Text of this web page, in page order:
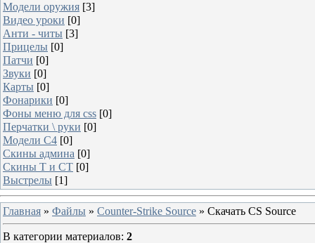
Модели оружия [3]
Видео уроки [0]
Анти - читы [3]
Прицелы [0]
Патчи [0]
Звуки [0]
Карты [0]
Фонарики [0]
Фоны меню для css [0]
Перчатки \ руки [0]
Модели C4 [0]
Скины админа [0]
Скины T и CT [0]
Выстрелы [1]
Главная » Файлы » Counter-Strike Source » Скачать CS Source
В категории материалов: 2